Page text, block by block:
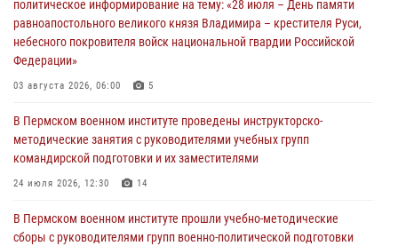
политическое информирование на тему: «28 июля – День памяти
равноапостольного великого князя Владимира – крестителя Руси,
небесного покровителя войск национальной гвардии Российской
Федерации»
03 августа 2026, 06:00 5
В Пермском военном институте проведены инструкторско-
методические занятия с руководителями учебных групп
командирской подготовки и их заместителями
24 июля 2026, 12:30 14
В Пермском военном институте прошли учебно-методические
сборы с руководителями групп военно-политической подготовки